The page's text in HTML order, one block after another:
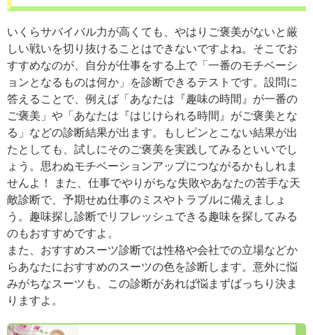
いくらサバイバル力が高くても、やはりご褒美がないと厳
しい戦いを切り抜けることはできないですよね。そこでお
すすめなのが、自分が仕事をする上で「一番のモチベーシ
ョンとなるものは何か」を診断できるテストです。設問に
答えることで、例えば「あなたは『趣味の時間』が一番の
ご褒美」や「あなたは『はじけられる時間』がご褒美とな
る」などの診断結果が出ます。もしピンとこない結果が出
たとしても、試しにそのご褒美を実践してみるといいでし
ょう。思わぬモチベーションアップにつながるかもしれま
せんよ！ また、仕事でやりがちな失敗やあなたの苦手な天
敵診断で、予期せぬ仕事のミスやトラブルに備えましょ
う。趣味探し診断でリフレッシュできる趣味を探してみる
のもおすすめですよ。
また、おすすめスーツ診断では性格や会社での立場などか
らあなたにおすすめのスーツの色を診断します。意外に悩
みがちなスーツも、この診断があれば悩まずばっちり決ま
りますよ。